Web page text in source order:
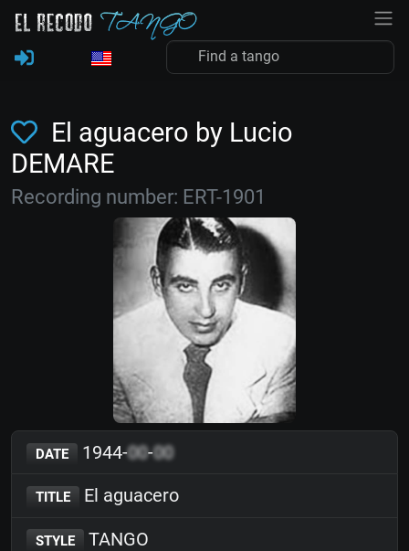
El aguacero by Lucio
DEMARE
Recording number: ERT-1901
DATE 1944-00-00
TITLE El aguacero
STYLE TANGO